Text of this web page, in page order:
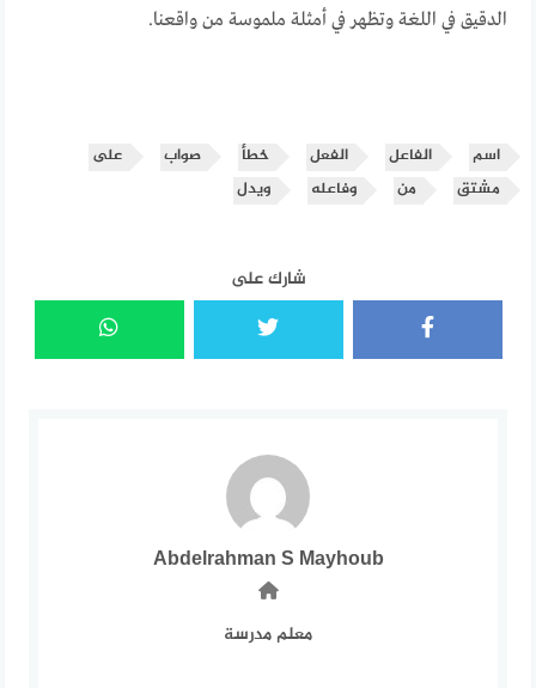
الدقيق في اللغة وتظهر في أمثلة ملموسة من واقعنا.
اسم الفاعل الفعل خطأ صواب
على
مشتق
من وفاعله ويدل
شارك على
Abdelrahman S Mayhoub
معلم مدرسة